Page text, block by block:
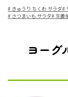
# きゅうり ちくわ サラダ#
# さつまいも サラダ# 生姜
ヨーグ